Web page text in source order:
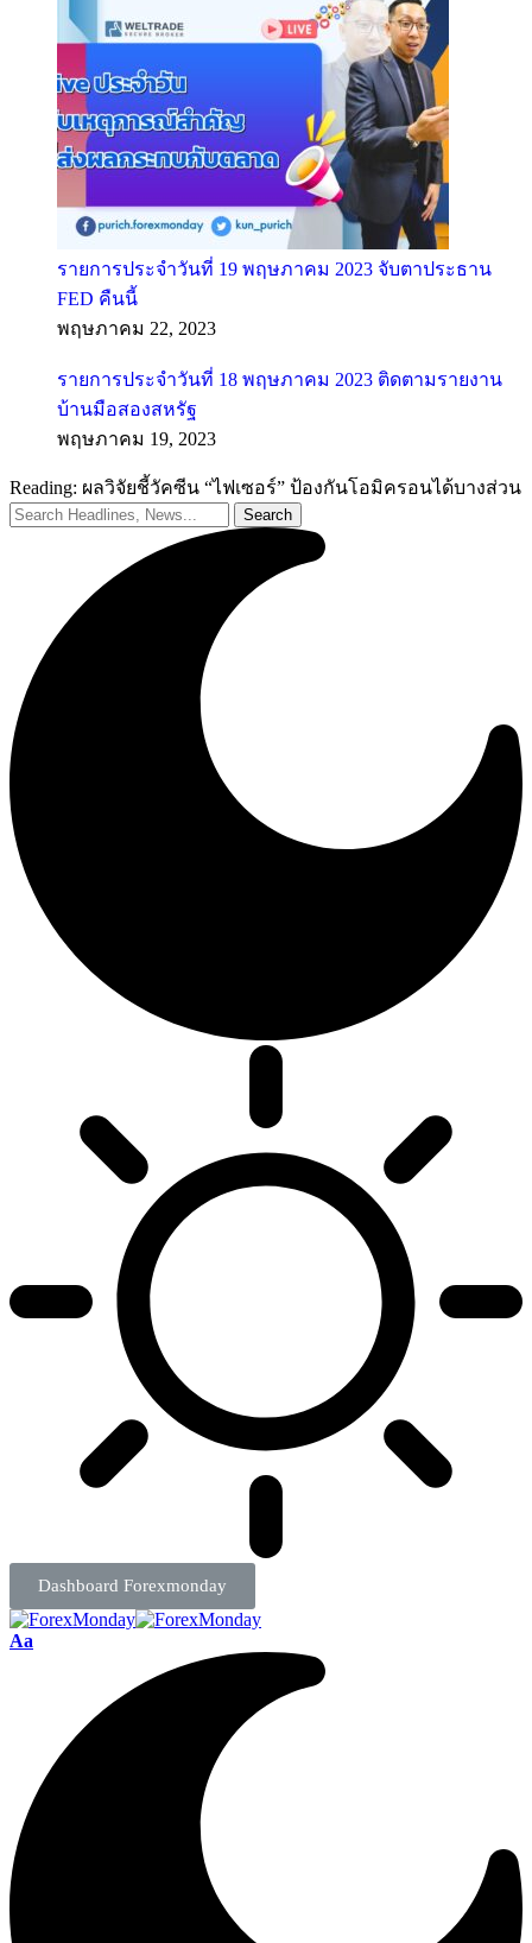
รายการประจำวันที่ 19 พฤษภาคม 2023 จับตาประธาน
FED คืนนี้
พฤษภาคม 22, 2023
รายการประจำวันที่ 18 พฤษภาคม 2023 ติดตามรายงาน
บ้านมือสองสหรัฐ
พฤษภาคม 19, 2023
Reading: ผลวิจัยชี้วัคซีน “ไฟเซอร์” ป้องกันโอมิครอนได้บางส่วน
Dashboard Forexmonday
Aa